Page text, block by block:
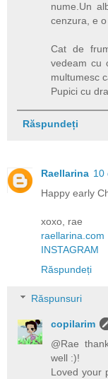
nume.Un
cenzura, e
Cat de
vedeam cu
multumesc
Pupici cu
Răspundeți
Raellarina 10
Happy early
xoxo, rae
raellarina.com
INSTAGRAM
Răspundeți
Răspunsuri
copilarim
@Rae
well :)!
Loved your